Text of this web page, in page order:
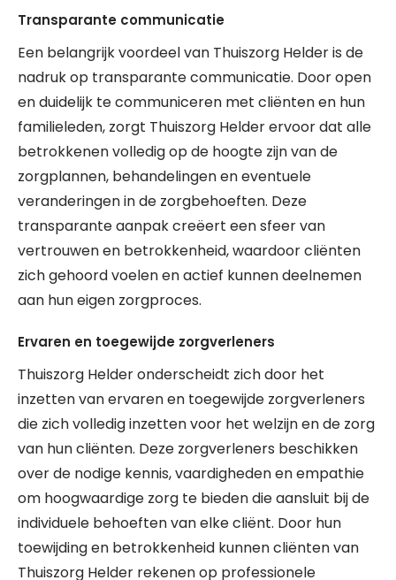
Transparante communicatie
Een belangrijk voordeel van Thuiszorg Helder is de
nadruk op transparante communicatie. Door open
en duidelijk te communiceren met cliënten en hun
familieleden, zorgt Thuiszorg Helder ervoor dat alle
betrokkenen volledig op de hoogte zijn van de
zorgplannen, behandelingen en eventuele
veranderingen in de zorgbehoeften. Deze
transparante aanpak creëert een sfeer van
vertrouwen en betrokkenheid, waardoor cliënten
zich gehoord voelen en actief kunnen deelnemen
aan hun eigen zorgproces.
Ervaren en toegewijde zorgverleners
Thuiszorg Helder onderscheidt zich door het
inzetten van ervaren en toegewijde zorgverleners
die zich volledig inzetten voor het welzijn en de zorg
van hun cliënten. Deze zorgverleners beschikken
over de nodige kennis, vaardigheden en empathie
om hoogwaardige zorg te bieden die aansluit bij de
individuele behoeften van elke cliënt. Door hun
toewijding en betrokkenheid kunnen cliënten van
Thuiszorg Helder rekenen op professionele